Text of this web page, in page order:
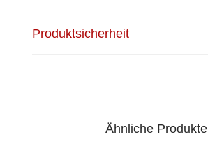
Produktsicherheit
Ähnliche Produkte